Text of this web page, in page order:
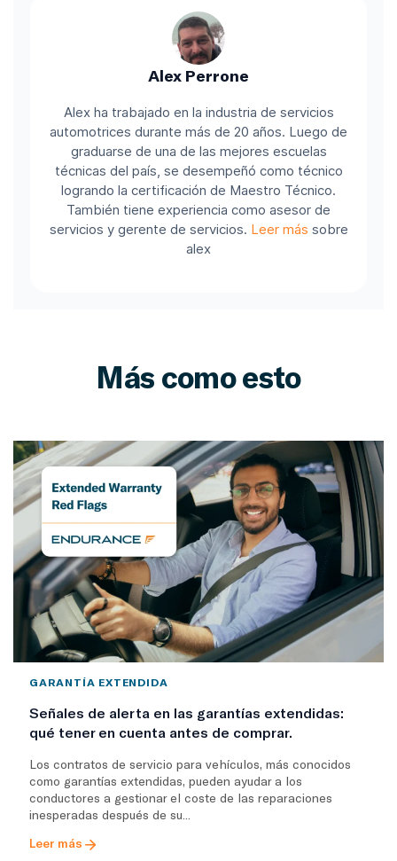
Alex Perrone
Alex ha trabajado en la industria de servicios
automotrices durante más de 20 años. Luego de
graduarse de una de las mejores escuelas
técnicas del país, se desempeñó como técnico
logrando la certificación de Maestro Técnico.
También tiene experiencia como asesor de
servicios y gerente de servicios. Leer más sobre
alex
Más como esto
GARANTÍA EXTENDIDA
Señales de alerta en las garantías extendidas:
qué tener en cuenta antes de comprar.
Los contratos de servicio para vehículos, más conocidos
como garantías extendidas, pueden ayudar a los
conductores a gestionar el coste de las reparaciones
inesperadas después de su...
Leer más